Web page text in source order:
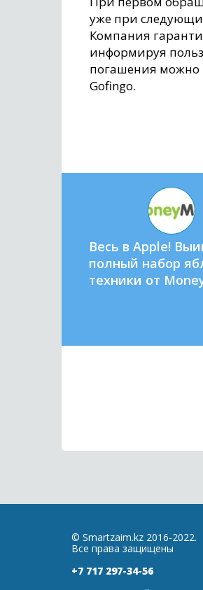
уже при
Компания
информируя
погашения можно
Gofingo.
Весь в Apple!
полный набор
техники от
© Smartzaim.kz 2016-2022.
Все права защищены
+7 717 297-34-56